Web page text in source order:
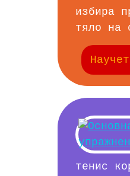
избира
тяло на
тенис